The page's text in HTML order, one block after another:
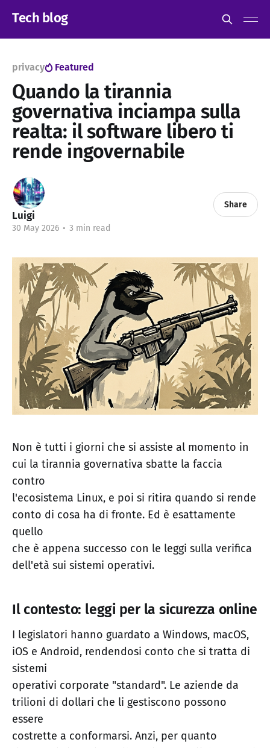
Tech blog
privacy Featured
Quando la tirannia
governativa inciampa sulla
realta: il software libero ti
rende ingovernabile
Luigi
30 May 2026 • 3 min read
Share
Non è tutti i giorni che si assiste al momento in
cui la tirannia governativa sbatte la faccia
contro
l'ecosistema Linux, e poi si ritira quando si rende
conto di cosa ha di fronte. Ed è esattamente
quello
che è appena successo con le leggi sulla verifica
dell'età sui sistemi operativi.
Il contesto: leggi per la sicurezza online
I legislatori hanno guardato a Windows, macOS,
iOS e Android, rendendosi conto che si tratta di
sistemi
operativi corporate "standard". Le aziende da
trilioni di dollari che li gestiscono possono
essere
costrette a conformarsi. Anzi, per quanto